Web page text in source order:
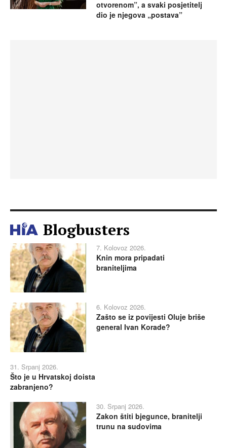
otvorenom”, a svaki posjetitelj
dio je njegova „postava”
Blogbusters
7. Kolovoz 2026.
Knin mora pripadati
braniteljima
6. Kolovoz 2026.
Zašto se iz povijesti Oluje briše
general Ivan Korade?
31. Srpanj 2026.
Što je u Hrvatskoj doista
zabranjeno?
30. Srpanj 2026.
Zakon štiti bjegunce, branitelji
trunu na sudovima